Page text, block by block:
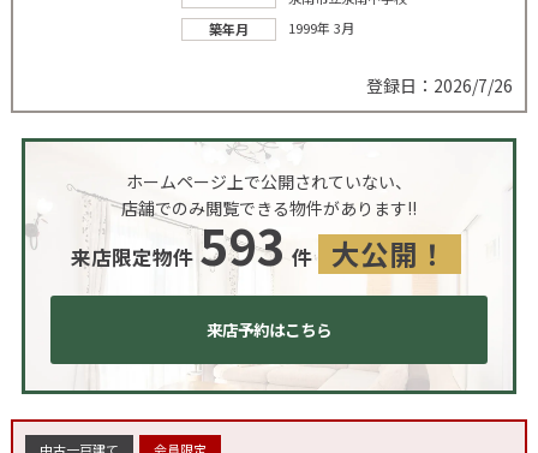
築年月
1999年 3月
登録日：2026/7/26
ホームページ上で公開されていない、
店舗でのみ閲覧できる物件があります!!
来店限定物件 593 件 大公開！
来店予約はこちら